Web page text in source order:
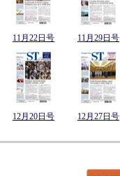
11月22日号 11月29日号
12月20日号 12月27日号